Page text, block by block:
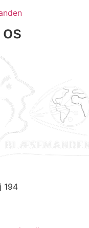
194